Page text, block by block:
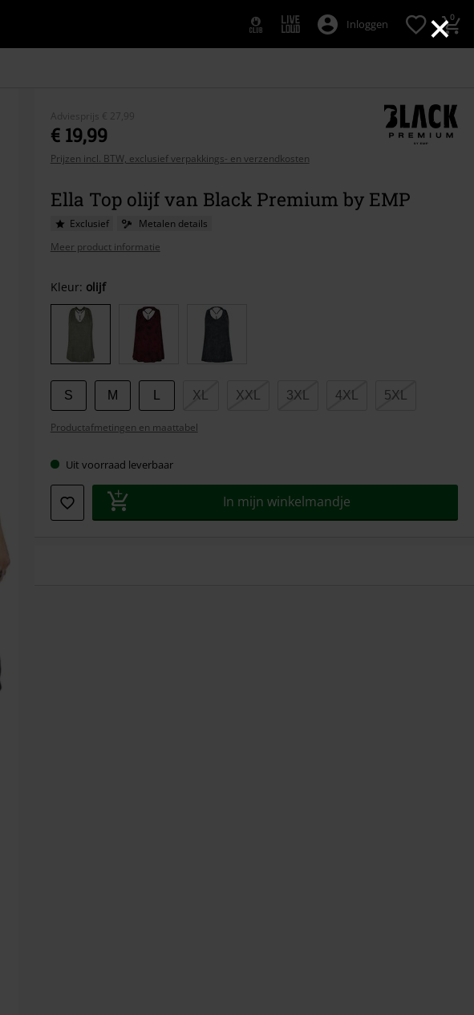
×
Inloggen 0
Adviesprijs € 27,99
€ 19,99
Prijzen incl. BTW, exclusief verpakkings- en verzendkosten
Ella Top olijf van Black Premium by EMP
Exclusief
Metalen details
Meer product informatie
Kies
je
Kleur: olijf
S M XL XXL 3XL 4XL 5XL
Productafmetingen en maattabel
Uit voorraad leverbaar
In mijn winkelmandje